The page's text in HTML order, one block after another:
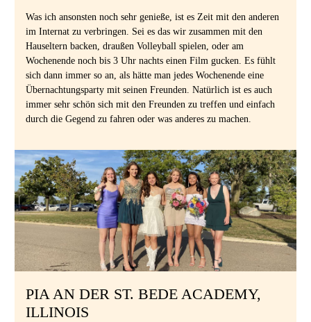
Was ich ansonsten noch sehr genieße, ist es Zeit mit den anderen
im Internat zu verbringen. Sei es das wir zusammen mit den
Hauseltern backen, draußen Volleyball spielen, oder am
Wochenende noch bis 3 Uhr nachts einen Film gucken. Es fühlt
sich dann immer so an, als hätte man jedes Wochenende eine
Übernachtungsparty mit seinen Freunden. Natürlich ist es auch
immer sehr schön sich mit den Freunden zu treffen und einfach
durch die Gegend zu fahren oder was anderes zu machen.
PIA AN DER ST. BEDE ACADEMY,
ILLINOIS